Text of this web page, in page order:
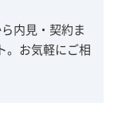
内見・契約ま
お気軽にご相